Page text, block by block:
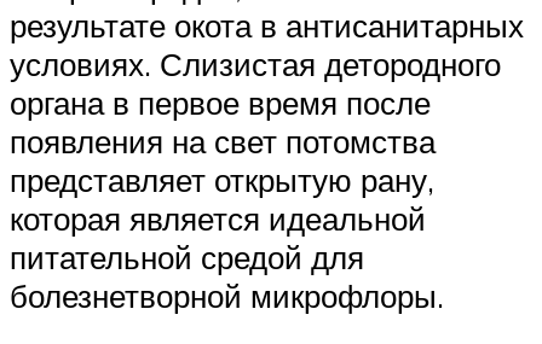
результате окота в антисанитарных
условиях. Слизистая детородного
органа в первое время после
появления на свет потомства
представляет открытую рану,
которая является идеальной
питательной средой для
болезнетворной микрофлоры.